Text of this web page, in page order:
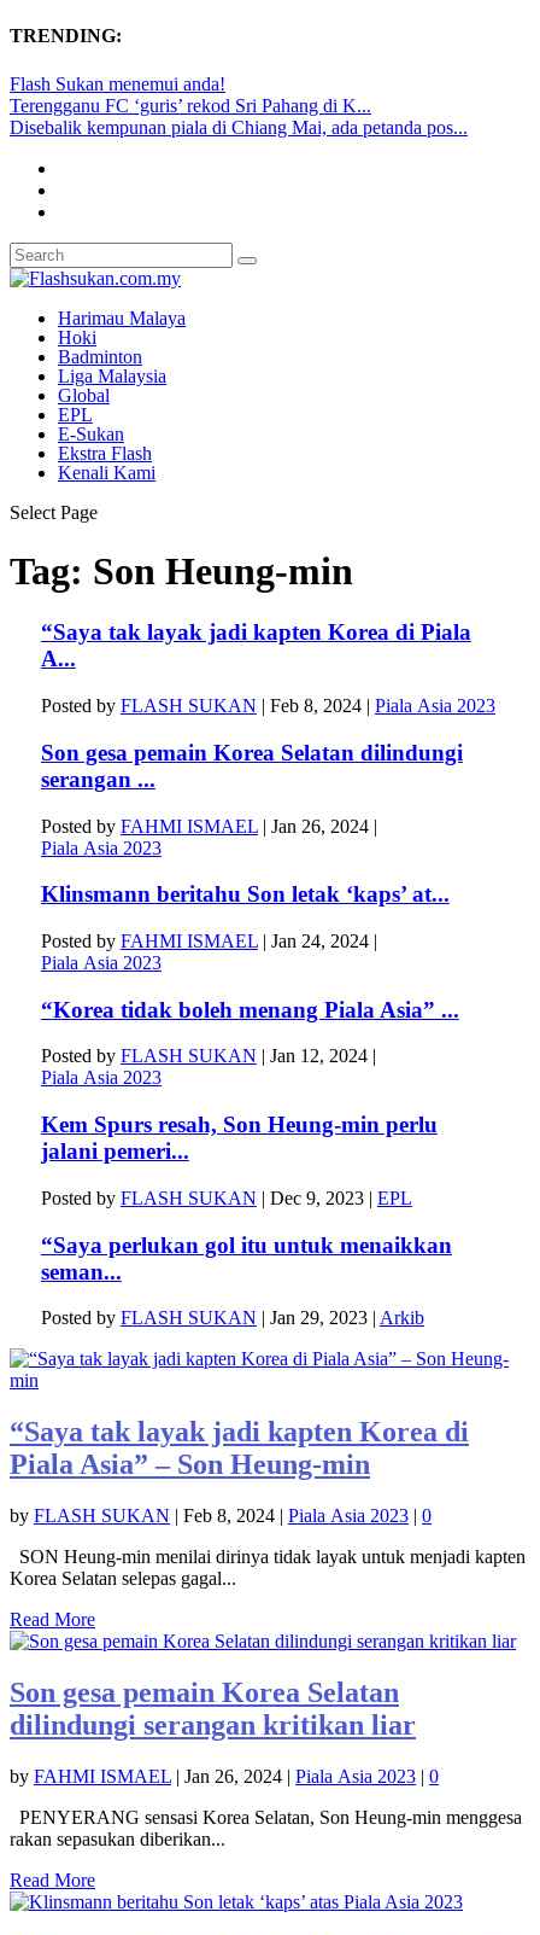
TRENDING:
Flash Sukan menemui anda!
Terengganu FC ‘guris’ rekod Sri Pahang di K...
Disebalik kempunan piala di Chiang Mai, ada petanda pos...
Harimau Malaya
Hoki
Badminton
Liga Malaysia
Global
EPL
E-Sukan
Ekstra Flash
Kenali Kami
Select Page
Tag: Son Heung-min
“Saya tak layak jadi kapten Korea di Piala
A...
Posted by FLASH SUKAN | Feb 8, 2024| Piala Asia 2023
Son gesa pemain Korea Selatan dilindungi
serangan ...
Posted by FAHMI ISMAEL| Jan 26, 2024|
Piala Asia 2023
Klinsmann beritahu Son letak ‘kaps’ at...
Posted by FAHMI ISMAEL| Jan 24, 2024|
Piala Asia 2023
“Korea tidak boleh menang Piala Asia” ...
Posted by FLASH SUKAN | Jan 12, 2024|
Piala Asia 2023
Kem Spurs resah, Son Heung-min perlu
jalani pemeri...
Posted by FLASH SUKAN | Dec 9, 2023| EPL
“Saya perlukan gol itu untuk menaikkan
seman...
Posted by FLASH SUKAN | Jan 29, 2023| Arkib
“Saya tak layak jadi kapten Korea di
Piala Asia” – Son Heung-min
by FLASH SUKAN | Feb 8, 2024 | Piala Asia 2023 | 0
SON Heung-min menilai dirinya tidak layak untuk menjadi kapten
Korea Selatan selepas gagal...
Read More
Son gesa pemain Korea Selatan
dilindungi serangan kritikan liar
by FAHMI ISMAEL | Jan 26, 2024 | Piala Asia 2023 | 0
PENYERANG sensasi Korea Selatan, Son Heung-min menggesa
rakan sepasukan diberikan...
Read More